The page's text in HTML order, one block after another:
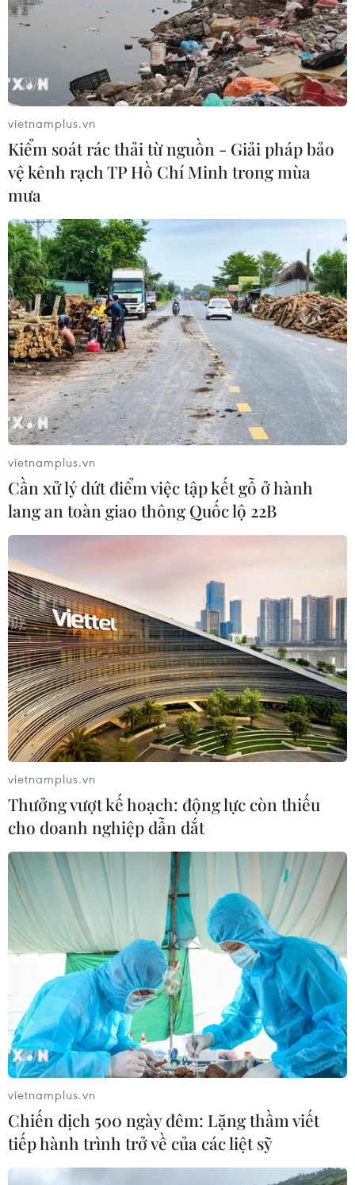
Cập nhật phương thức chữa bệnh mới
trong lĩnh vực huyết học
15/11/2019 01:54
Ở lĩnh vực huyết học, thành tựu lớn nhất mà ngành đạt
được là ghép tế bào gốc tạo máu với số lượng trung
tâm ghép ngày càng tăng.
Quảng Trị ghi nhận ca tử vong đầu tiên
nghi do sốt xuất huyết
15/11/2019 10:39
Người nhà bệnh nhân này cho biết, ông Q. ốm đã
nhiều ngày nhưng tự điều trị ở nhà, khi phát hiện tình
trạng sức khỏe xấu mới đưa đến bệnh viện.
vietnamplus.vn
Kiểm soát rác thải từ nguồn - Giải pháp bảo
vệ kênh rạch TP Hồ Chí Minh trong mùa
mưa
vietnamplus.vn
Cần xử lý dứt điểm việc tập kết gỗ ở hành
lang an toàn giao thông Quốc lộ 22B
vietnamplus.vn
Thưởng vượt kế hoạch: động lực còn thiếu
cho doanh nghiệp dẫn dắt
vietnamplus.vn
Chiến dịch 500 ngày đêm: Lặng thầm viết
tiếp hành trình trở về của các liệt sỹ